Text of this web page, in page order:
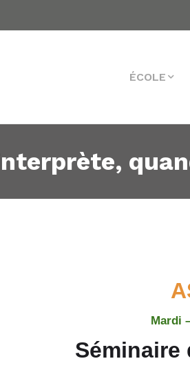
ÉCOLE
Mardi
Séminaire